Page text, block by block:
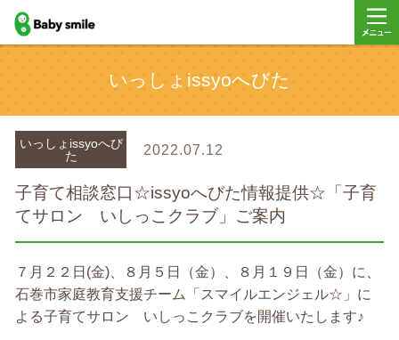
baby smile
いっしょissyoへびた
いっしょissyoへび
た
2022.07.12
子育て相談窓口☆issyoへびた情報提供☆「子育
てサロン いしっこクラブ」ご案内
７月２２日(金)、８月５日（金）、８月１９日（金）に、
石巻市家庭教育支援チーム「スマイルエンジェル☆」に
よる子育てサロン いしっこクラブを開催いたします♪